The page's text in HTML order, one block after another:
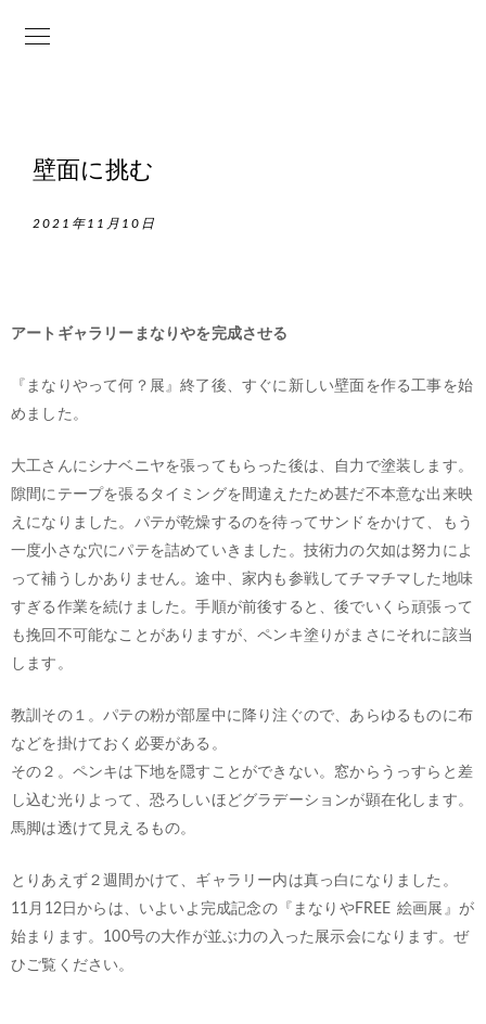
壁面に挑む
2021年11月10日
アートギャラリーまなりやを完成させる
『まなりやって何？展』終了後、すぐに新しい壁面を作る工事を始
めました。
大工さんにシナベニヤを張ってもらった後は、自力で塗装します。
隙間にテープを張るタイミングを間違えたため甚だ不本意な出来映
えになりました。パテが乾燥するのを待ってサンドをかけて、もう
一度小さな穴にパテを詰めていきました。技術力の欠如は努力によ
って補うしかありません。途中、家内も参戦してチマチマした地味
すぎる作業を続けました。手順が前後すると、後でいくら頑張って
も挽回不可能なことがありますが、ペンキ塗りがまさにそれに該当
します。
教訓その１。パテの粉が部屋中に降り注ぐので、あらゆるものに布
などを掛けておく必要がある。
その２。ペンキは下地を隠すことができない。窓からうっすらと差
し込む光りよって、恐ろしいほどグラデーションが顕在化します。
馬脚は透けて見えるもの。
とりあえず２週間かけて、ギャラリー内は真っ白になりました。
11月12日からは、いよいよ完成記念の『まなりやFREE 絵画展』が
始まります。100号の大作が並ぶ力の入った展示会になります。ぜ
ひご覧ください。